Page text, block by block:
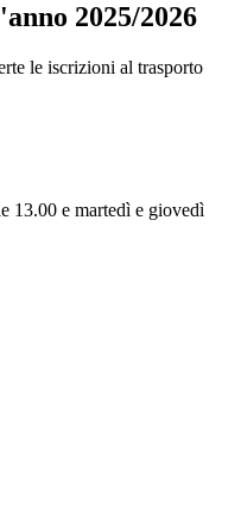
2025/2026
le iscrizioni al trasporto
13.00 e martedì e giovedì